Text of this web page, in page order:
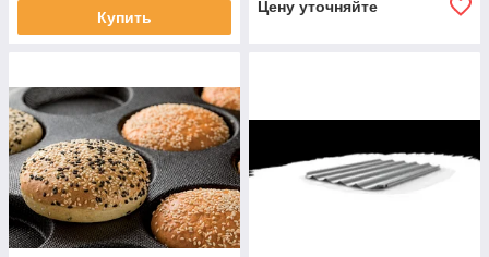
Купить
Цену уточняйте